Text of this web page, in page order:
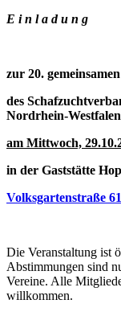
E i n l a d u n g
zur 20.
des
Nordrhein-Westfalen
am Mittwoch,
in der Gaststätte
Volksgartenstraße
Die Veranstaltung ist
Abstimmungen sind
Vereine. Alle
willkommen.